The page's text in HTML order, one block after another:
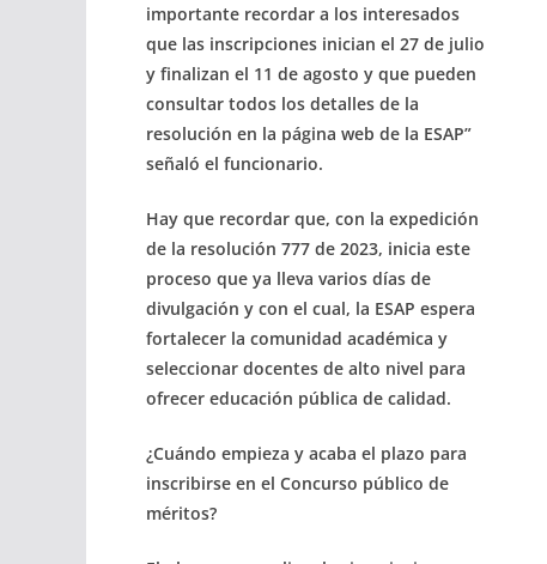
importante recordar a los interesados
que las inscripciones inician el 27 de julio
y finalizan el 11 de agosto y que pueden
consultar todos los detalles de la
resolución en la página web de la ESAP”
señaló el funcionario.
Hay que recordar que, con la expedición
de la resolución 777 de 2023, inicia este
proceso que ya lleva varios días de
divulgación y con el cual, la ESAP espera
fortalecer la comunidad académica y
seleccionar docentes de alto nivel para
ofrecer educación pública de calidad.
¿Cuándo empieza y acaba el plazo para
inscribirse en el Concurso público de
méritos?